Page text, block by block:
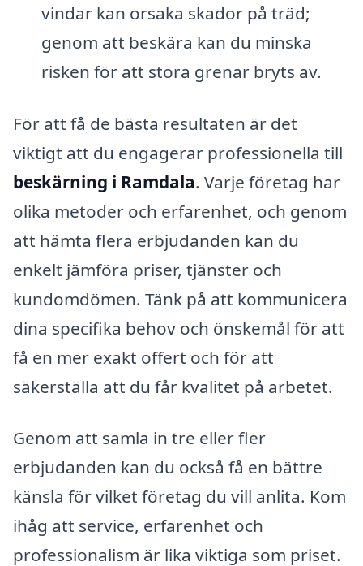
vindar kan orsaka skador på träd;
genom att beskära kan du minska
risken för att stora grenar bryts av.
För att få de bästa resultaten är det
viktigt att du engagerar professionella till
beskärning i Ramdala. Varje företag har
olika metoder och erfarenhet, och genom
att hämta flera erbjudanden kan du
enkelt jämföra priser, tjänster och
kundomdömen. Tänk på att kommunicera
dina specifika behov och önskemål för att
få en mer exakt offert och för att
säkerställa att du får kvalitet på arbetet.
Genom att samla in tre eller fler
erbjudanden kan du också få en bättre
känsla för vilket företag du vill anlita. Kom
ihåg att service, erfarenhet och
professionalism är lika viktiga som priset.